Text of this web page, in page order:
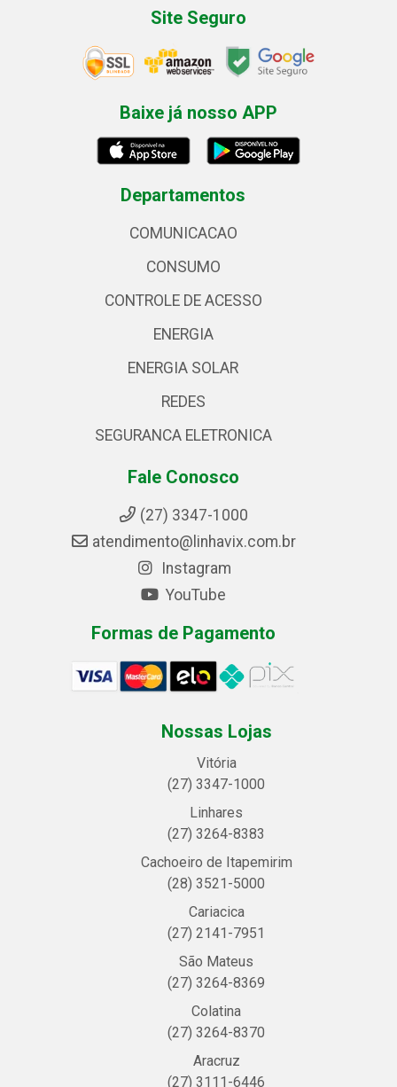
Site Seguro
Baixe já nosso APP
Departamentos
COMUNICACAO
CONSUMO
CONTROLE DE ACESSO
ENERGIA
ENERGIA SOLAR
REDES
SEGURANCA ELETRONICA
Fale Conosco
(27) 3347-1000
atendimento@linhavix.com.br
Instagram
YouTube
Formas de Pagamento
Nossas Lojas
Vitória
(27) 3347-1000
Linhares
(27) 3264-8383
Cachoeiro de Itapemirim
(28) 3521-5000
Cariacica
(27) 2141-7951
São Mateus
(27) 3264-8369
Colatina
(27) 3264-8370
Aracruz
(27) 3111-6446